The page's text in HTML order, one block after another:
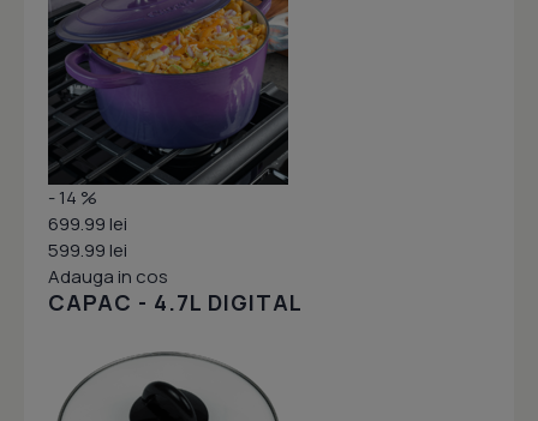
- 14 %
699.99 lei
599.99 lei
Adauga in cos
CAPAC - 4.7L DIGITAL